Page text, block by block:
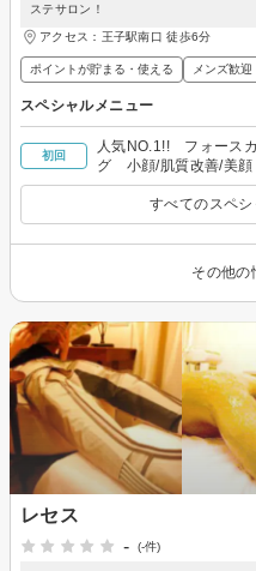
ステサロン！
アクセス：王子駅南口 徒歩6分
ポイントが貯まる・使える メンズ歓迎
スペシャルメニュー
初回
人気NO.1!! フォース
グ 小顔/肌質改善/美
すべてのスペ
その他の
レセス
-
(-件)